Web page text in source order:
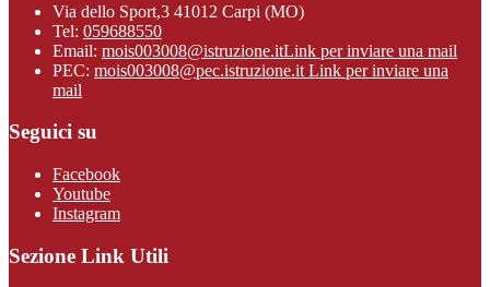
Via dello Sport,3 41012 Carpi (MO)
Tel: 059688550
Email: mois003008@istruzione.itLink per inviare una mail
PEC: mois003008@pec.istruzione.it Link per inviare una
mail
Seguici su
Facebook
Youtube
Instagram
Sezione Link Utili